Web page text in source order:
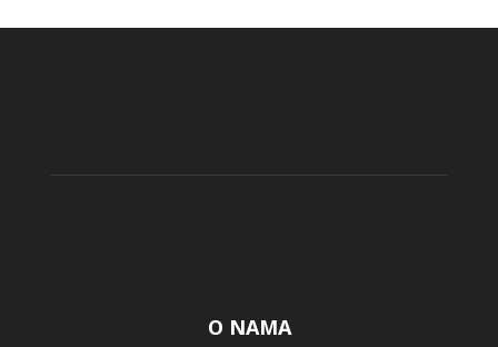
O NAMA